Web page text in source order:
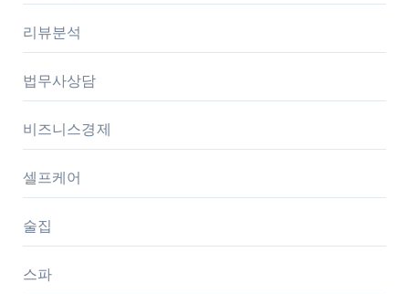
리뷰분석
법무사상담
비즈니스경제
셀프케어
술집
스파